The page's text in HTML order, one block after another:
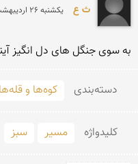
ث ع يكشنبه 26 ارديبهشت 1389 | 17 سال پیش
به سوی جنگل های دل انگیز آینالو ، در 46
دسته‌بندی کوه‌ها و قله‌ها
کلید‌واژه مسیر سبز